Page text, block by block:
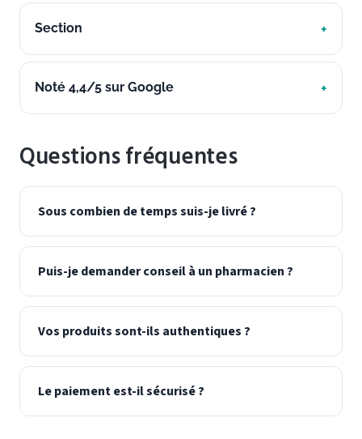
Section
Noté 4,4/5 sur Google
Questions fréquentes
Sous combien de temps suis-je livré ?
Puis-je demander conseil à un pharmacien ?
Vos produits sont-ils authentiques ?
Le paiement est-il sécurisé ?